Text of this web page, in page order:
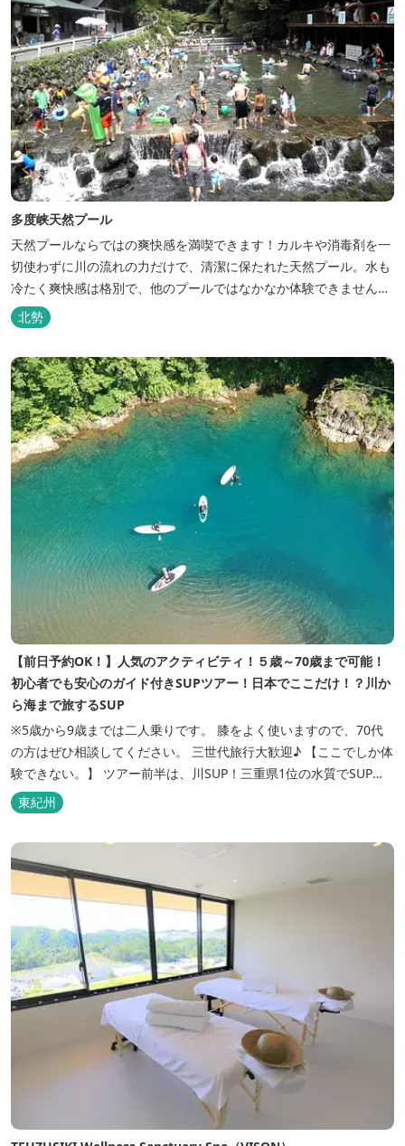
多度峡天然プール
天然プールならではの爽快感を満喫できます！カルキや消毒剤を一
切使わずに川の流れの力だけで、清潔に保たれた天然プール。水も
冷たく爽快感は格別で、他のプールではなかなか体験できません。
※天候によりオープン日が変更になる場合があります。 三重県おす
すめ海水浴場ビーチ特集はこちら🏖
北勢
【前日予約OK！】人気のアクティビティ！５歳～70歳まで可能！
初心者でも安心のガイド付きSUPツアー！日本でここだけ！？川か
ら海まで旅するSUP
※5歳から9歳までは二人乗りです。 膝をよく使いますので、70代
の方はぜひ相談してください。 三世代旅行大歓迎♪ 【ここでしか体
験できない。】 ツアー前半は、川SUP！三重県1位の水質でSUPだ
けでなくシュノーケルをしたり、50センチオーバーの魚を観察した
り、カニを捕まえたり♬もちろんSUPを使った遊びも！とにかくた
東紀州